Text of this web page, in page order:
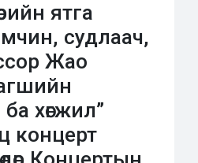
ятга
судлаач,
Жао
хөгжил”
концерт